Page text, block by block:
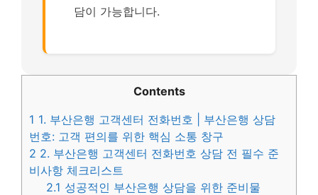
담이 가능합니다.
Contents
1 1. 부산은행 고객센터 전화번호 | 부산은행 상담
번호: 고객 편의를 위한 핵심 소통 창구
2 2. 부산은행 고객센터 전화번호 상담 전 필수 준
비사항 체크리스트
2.1 성공적인 부산은행 상담을 위한 준비물